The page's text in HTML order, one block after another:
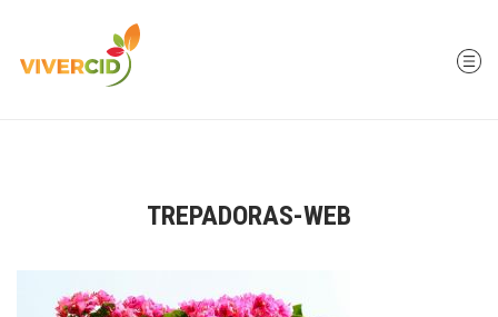
TREPADORAS-WEB